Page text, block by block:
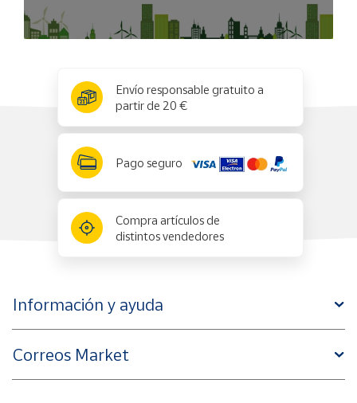
Envío responsable gratuito a
partir de 20 €
Pago seguro
Compra artículos de
distintos vendedores
Información y ayuda
Correos Market